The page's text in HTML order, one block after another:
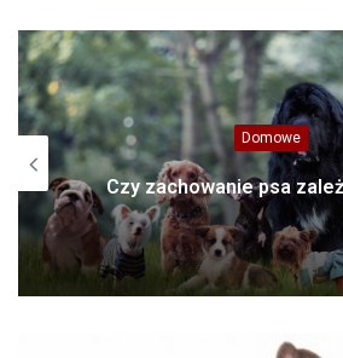
Europa
Konik polski, konik